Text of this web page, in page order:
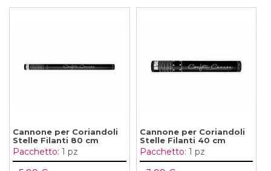
Cannone per Coriandoli
Stelle Filanti 80 cm
Pacchetto: 1 pz
Cannone per Coriandoli
Stelle Filanti 40 cm
Pacchetto: 1 pz